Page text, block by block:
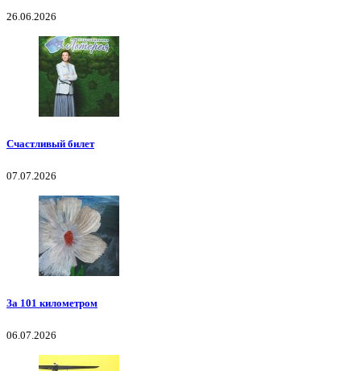
26.06.2026
Счастливый билет
07.07.2026
За 101 километром
06.07.2026